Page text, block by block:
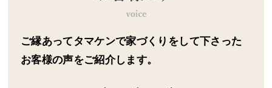
ご縁あってタマケンで家づくりをして下さった
お客様の声をご紹介します。